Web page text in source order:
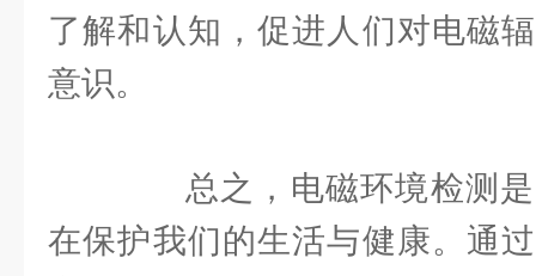
了解和认知，促进人们对电磁
意识。
总之，电磁环境检测是
在保护我们的生活与健康。通